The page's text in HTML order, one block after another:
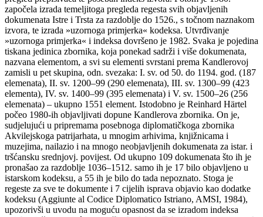
započela izrada temeljitoga pregleda regesta svih objavljenih
dokumenata Istre i Trsta za razdoblje do 1526., s točnom naznakom
izvora, te izrada »uzornoga primjerka« kodeksa. Utvrđivanje
»uzornoga primjerka« i indeksa dovršeno je 1982. Svaka je pojedina
tiskana jedinica zbornika, koja ponekad sadrži i više dokumenata,
nazvana elementom, a svi su elementi svrstani prema Kandlerovoj
zamisli u pet skupina, odn. svezaka: I. sv. od 50. do 1194. god. (187
elemenata), II. sv. 1200–99 (290 elemenata), III. sv. 1300–99 (423
elementa), IV. sv. 1400–99 (395 elemenata) i V. sv. 1500–26 (256
elemenata) – ukupno 1551 element. Istodobno je Reinhard Härtel
počeo 1980-ih objavljivati dopune Kandlerova zbornika. On je,
sudjelujući u pripremama posebnoga diplomatičkoga zbornika
Akvilejskoga patrijarhata, u mnogim arhivima, knjižnicama i
muzejima, nailazio i na mnogo neobjavljenih dokumenata za istar. i
tršćansku srednjovj. povijest. Od ukupno 109 dokumenata što ih je
pronašao za razdoblje 1036–1512. samo ih je 17 bilo objavljeno u
istarskom kodeksu, a 55 ih je bilo do tada nepoznato. Stoga je
regeste za sve te dokumente i 7 cijelih isprava objavio kao dodatke
kodeksu (Aggiunte al Codice Diplomatico Istriano, AMSI, 1984),
upozorivši u uvodu na moguću opasnost da se izradom indeksa